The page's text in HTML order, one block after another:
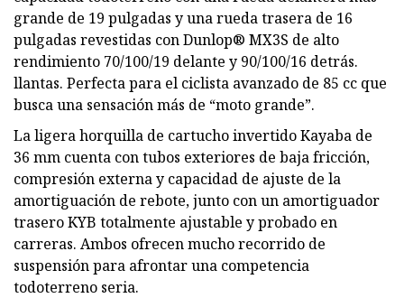
grande de 19 pulgadas y una rueda trasera de 16
pulgadas revestidas con Dunlop® MX3S de alto
rendimiento 70/100/19 delante y 90/100/16 detrás.
llantas. Perfecta para el ciclista avanzado de 85 cc que
busca una sensación más de “moto grande”.
La ligera horquilla de cartucho invertido Kayaba de
36 mm cuenta con tubos exteriores de baja fricción,
compresión externa y capacidad de ajuste de la
amortiguación de rebote, junto con un amortiguador
trasero KYB totalmente ajustable y probado en
carreras. Ambos ofrecen mucho recorrido de
suspensión para afrontar una competencia
todoterreno seria.